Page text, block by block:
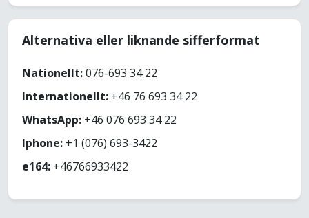
Alternativa eller liknande sifferformat
Nationellt:076-693 34 22
Internationellt: +46 76 693 34 22
WhatsApp: +46 076 693 34 22
Iphone: +1 (076) 693-3422
e164: +46766933422